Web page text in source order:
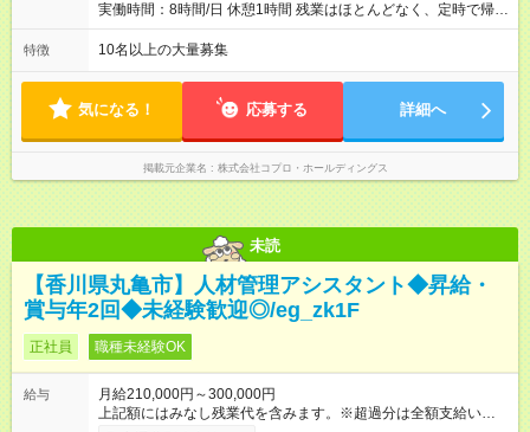
実働時間：8時間/日 休憩1時間 残業はほとんどなく、定時で帰れ
る日が多い働き方です。 毎日の業務は進捗管理や事務が中心な
ので、 「今日やるべき仕事」が終われば、自然と区切りをつけ
方を大切にしています。
特徴 10名以上の大量募集
気になる！ 応募する 詳細へ
掲載元企業名 株式会社コプロ・ホールディングス
未読
【香川県丸亀市】人材管理アシスタント◆昇給・
賞与年2回◆未経験歓迎◎/eg_zk1F
正社員 職種未経験OK
給与
月給210,000円～300,000円
上記額にはみなし残業代を含みます。※超過分は全額支給いたし